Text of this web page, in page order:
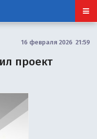
16 февраля 2026 21:59
проект